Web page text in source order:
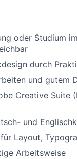
oder Studium
durch
und gutem
Creative Suite
und
Layout,
Arbeitsweise